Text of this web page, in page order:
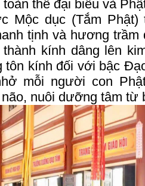
thể đại biểu và
Mộc dục (Tắm Phật)
tịnh và hương trầm
kính dâng lên
tôn kính đối với bậc
mỗi người con
nuôi dưỡng tâm từ